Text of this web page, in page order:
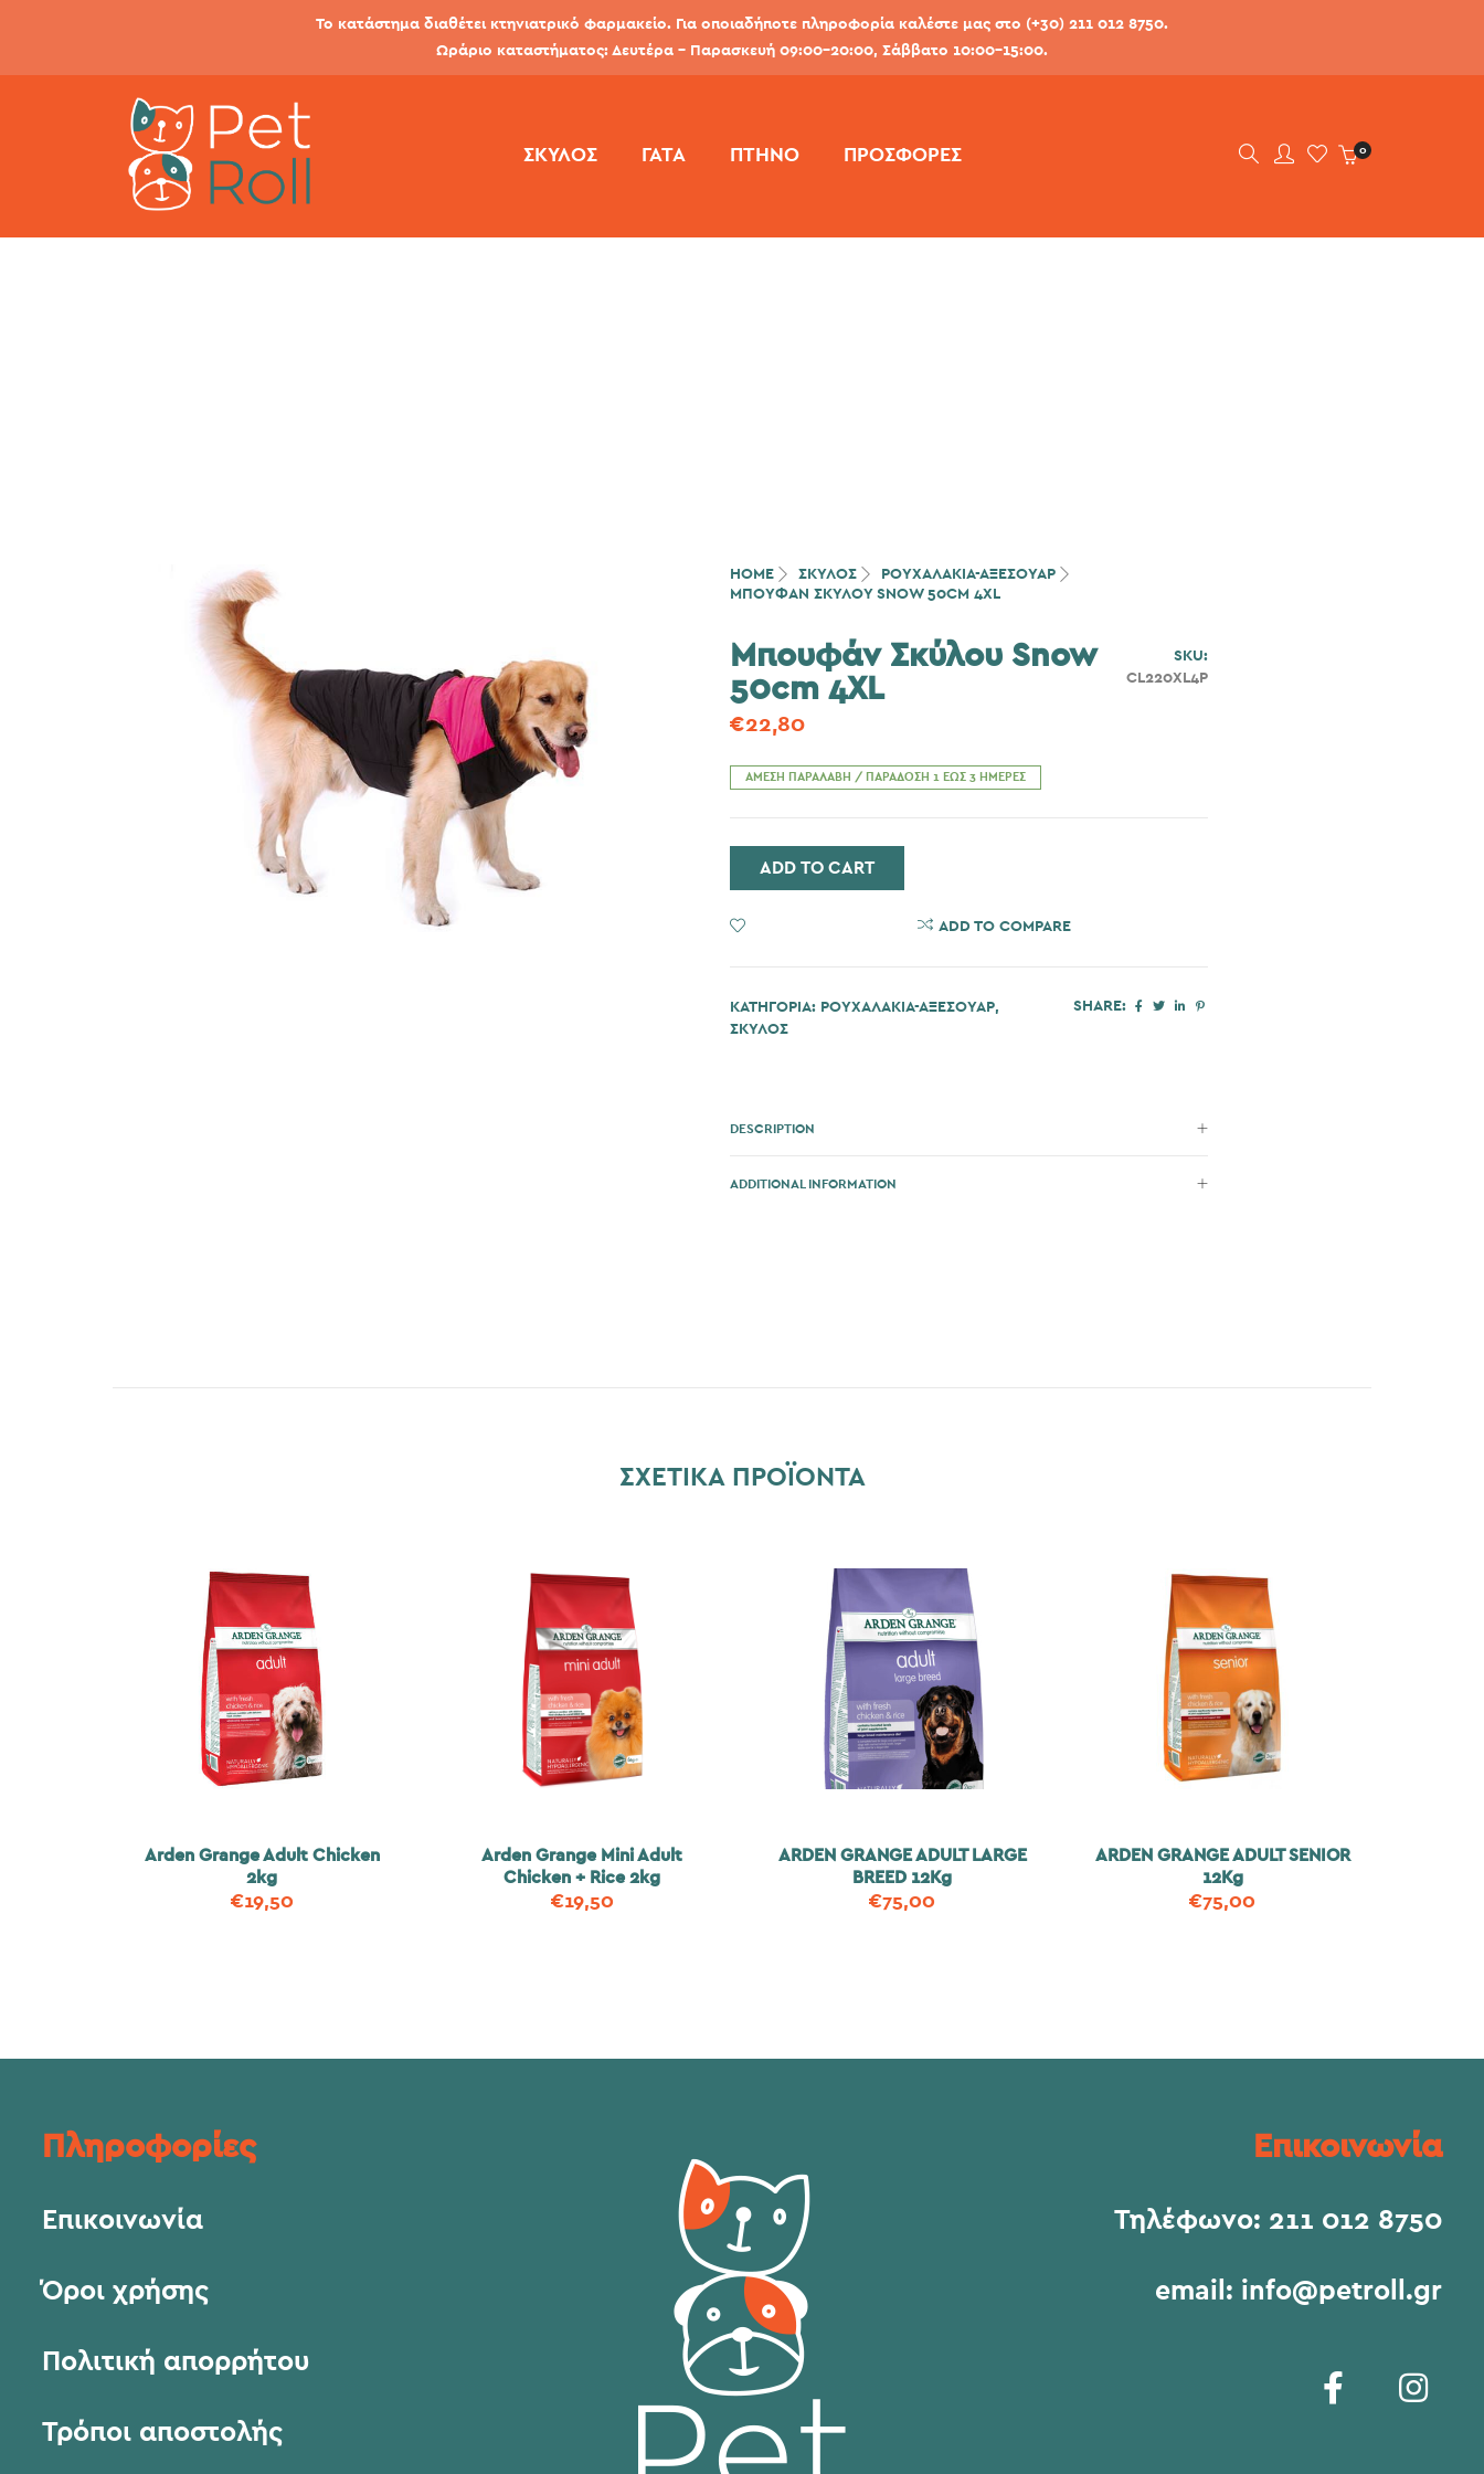
Το κατάστημα διαθέτει κτηνιατρικό φαρμακείο. Για οποιαδήποτε πληροφορία καλέστε μας στο (+30) 211 012 8750.
Ωράριο καταστήματος: Δευτέρα - Παρασκευή 09:00-20:00, Σάββατο 10:00-15:00.
ΣΚΎΛΟΣ ΓΆΤΑ ΠΤΗΝΌ ΠΡΟΣΦΟΡΕΣ 0
HOME ΣΚΎΛΟΣ
ΡΟΥΧΑΛΑΚΙΑ-ΑΞΕΣΟΥΑΡ
ΜΠΟΥΦΆΝ ΣΚΎΛΟΥ SNOW 50CM 4XL
Μπουφάν Σκύλου Snow
50cm 4XL
€22,80
SKU:
CL220XL4P
ΆΜΕΣΗ ΠΑΡΑΛΑΒΉ / ΠΑΡΆΔΟΣΗ 1 ΈΩΣ 3 ΗΜΈΡΕΣ
ADD TO CART
ADD TO COMPARE
ΚΑΤΗΓΟΡΊΑ: ΡΟΥΧΑΛΑΚΙΑ-ΑΞΕΣΟΥΑΡ,
ΣΚΎΛΟΣ
SHARE:
DESCRIPTION
ADDITIONAL INFORMATION
ΣΧΕΤΙΚΆ ΠΡΟΪΌΝΤΑ
Arden Grange Adult Chicken
2kg
€19,50
Arden Grange Mini Adult
Chicken + Rice 2kg
€19,50
ARDEN GRANGE ADULT LARGE
BREED 12Kg
€75,00
ARDEN GRANGE ADULT SENIOR
12Kg
€75,00
Πληροφορίες
Επικοινωνία
Όροι χρήσης
Πολιτική απορρήτου
Τρόποι αποστολής
Επικοινωνία
Τηλέφωνο: 211 012 8750
email: info@petroll.gr